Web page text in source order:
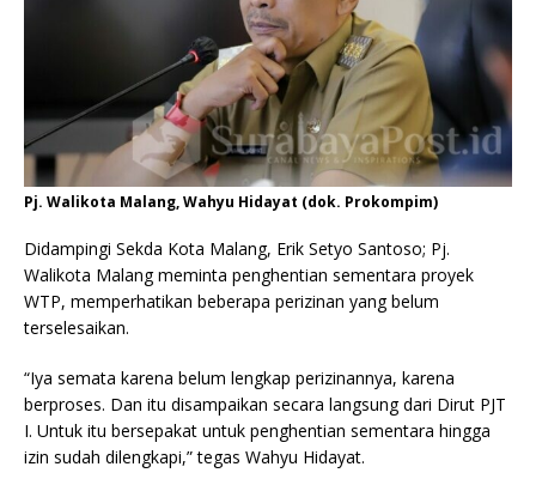
Pj. Walikota Malang, Wahyu Hidayat (dok. Prokompim)
Didampingi Sekda Kota Malang, Erik Setyo Santoso; Pj.
Walikota Malang meminta penghentian sementara proyek
WTP, memperhatikan beberapa perizinan yang belum
terselesaikan.
“Iya semata karena belum lengkap perizinannya, karena
berproses. Dan itu disampaikan secara langsung dari Dirut PJT
I. Untuk itu bersepakat untuk penghentian sementara hingga
izin sudah dilengkapi,” tegas Wahyu Hidayat.